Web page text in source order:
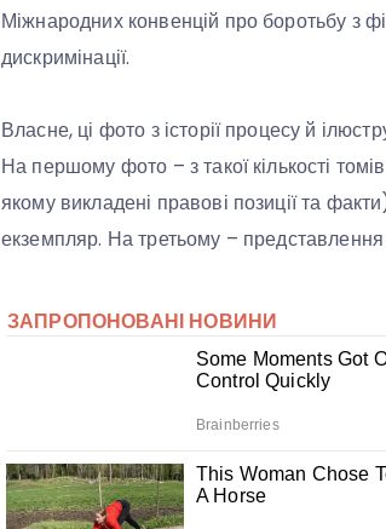
Міжнародних конвенцій про боротьбу з
дискримінації.
Власне, ці фото з історії процесу й
На першому фото – з такої кількості
якому викладені правові позиції та
екземпляр. На третьому –